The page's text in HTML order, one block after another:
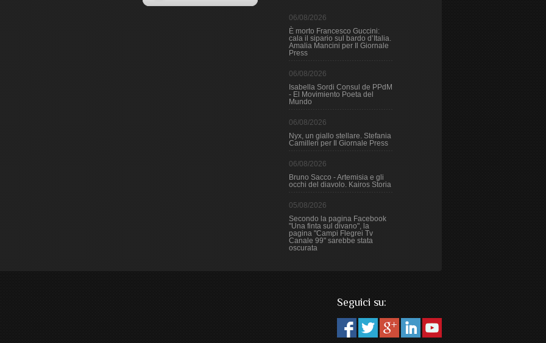
06/08/2026
È morto Francesco Guccini:
cala il sipario sul bardo d’Italia.
Amalia Mancini per Il Giornale
Press
06/08/2026
Isabella Sordi Consul de PPdM
- El Movimiento Poeta del
Mundo
06/08/2026
Nyx, un giallo stellare. Stefania
Camilleri per Il Giornale Press
06/08/2026
Bruno Sacco - Artemisia e gli
occhi del diavolo. Kairos Storia
05/08/2026
Secondo la pagina Facebook
"Una finta sul divano", la
pagina "Campi Flegrei Tv
Canale 99" sarebbe stata
oscurata
Seguici su: